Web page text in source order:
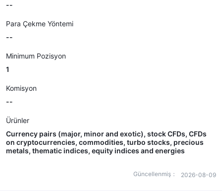
--
Para Çekme Yöntemi
--
Minimum Pozisyon
1
Komisyon
--
Ürünler
Currency pairs (major, minor and exotic), stock CFDs, CFDs
on cryptocurrencies, commodities, turbo stocks, precious
metals, thematic indices, equity indices and energies
Güncellenmiş： 2026-08-09